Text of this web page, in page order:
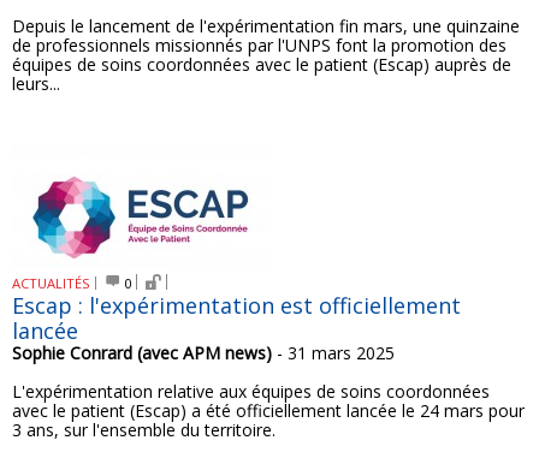
Depuis le lancement de l'expérimentation fin mars, une quinzaine
de professionnels missionnés par l'UNPS font la promotion des
équipes de soins coordonnées avec le patient (Escap) auprès de
leurs...
ACTUALITÉS 0
Escap : l'expérimentation est officiellement
lancée
Sophie Conrard (avec APM news) - 31 mars 2025
L'expérimentation relative aux équipes de soins coordonnées
avec le patient (Escap) a été officiellement lancée le 24 mars pour
3 ans, sur l'ensemble du territoire.